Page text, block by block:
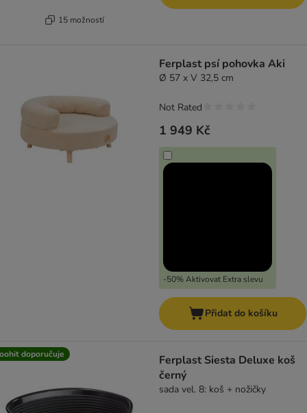
15 možností
Ferplast psí pohovka Aki
Ø 57 x V 32,5 cm
1 949 Kč
-50% Aktivovat Extra slevu
Not Rated
Přidat do košíku
doporučuje
Ferplast Siesta Deluxe koš
černý
sada vel. 8: koš + nožičky